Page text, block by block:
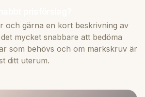
och gärna en kort beskrivning av
mycket snabbare att bedöma
som behövs och om markskruv är
ditt uterum.